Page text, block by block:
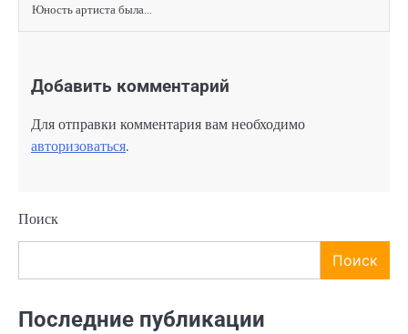
Юность артиста была…
Добавить комментарий
Для отправки комментария вам необходимо
авторизоваться.
Поиск
Поиск
Последние публикации